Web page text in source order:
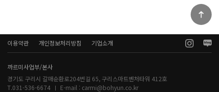
이용약관 개인정보처리방침 기업소개
까르미사업부/본사
경기도 구리시 갈매순환로204번길 65, 구리스마트벤처타워 412호
T.031-536-6674
E-mail : carmi@bohyun.co.kr